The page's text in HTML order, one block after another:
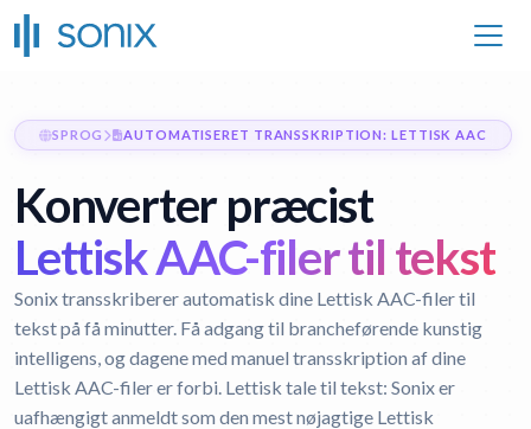
SPROG AUTOMATISERET TRANSSKRIPTION: LETTISK AAC
Konverter præcist
Lettisk AAC-filer til tekst
Sonix transskriberer automatisk dine Lettisk AAC-filer til
tekst på få minutter. Få adgang til brancheførende kunstig
intelligens, og dagene med manuel transskription af dine
Lettisk AAC-filer er forbi. Lettisk tale til tekst: Sonix er
uafhængigt anmeldt som den mest nøjagtige Lettisk